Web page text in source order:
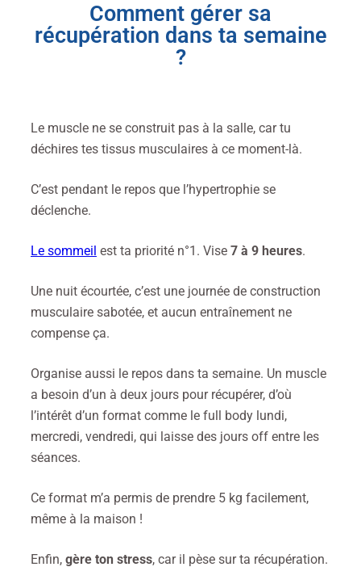
Comment gérer sa
récupération dans ta semaine
?
Le muscle ne se construit pas à la salle, car tu
déchires tes tissus musculaires à ce moment-là.
C’est pendant le repos que l’hypertrophie se
déclenche.
Le sommeil est ta priorité n°1. Vise 7 à 9 heures.
Une nuit écourtée, c’est une journée de construction
musculaire sabotée, et aucun entraînement ne
compense ça.
Organise aussi le repos dans ta semaine. Un muscle
a besoin d’un à deux jours pour récupérer, d’où
l’intérêt d’un format comme le full body lundi,
mercredi, vendredi, qui laisse des jours off entre les
séances.
Ce format m’a permis de prendre 5 kg facilement,
même à la maison !
Enfin, gère ton stress, car il pèse sur ta récupération.